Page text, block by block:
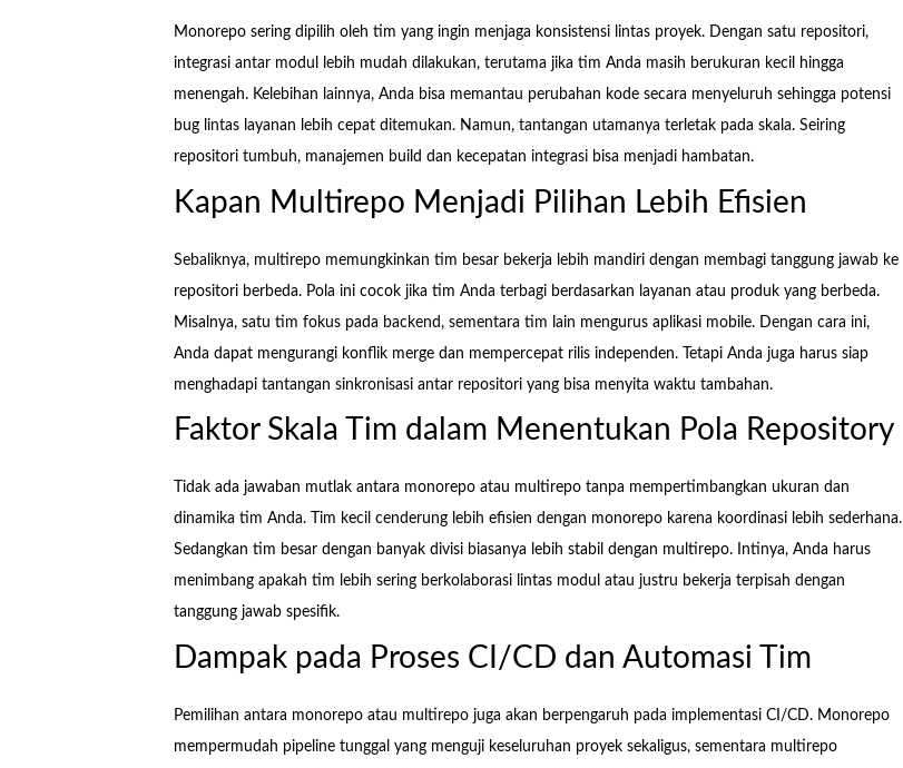
Monorepo sering dipilih oleh tim yang ingin menjaga konsistensi lintas proyek. Dengan satu repositori,
integrasi antar modul lebih mudah dilakukan, terutama jika tim Anda masih berukuran kecil hingga
menengah. Kelebihan lainnya, Anda bisa memantau perubahan kode secara menyeluruh sehingga potensi
bug lintas layanan lebih cepat ditemukan. Namun, tantangan utamanya terletak pada skala. Seiring
repositori tumbuh, manajemen build dan kecepatan integrasi bisa menjadi hambatan.
Kapan Multirepo Menjadi Pilihan Lebih Efisien
Sebaliknya, multirepo memungkinkan tim besar bekerja lebih mandiri dengan membagi tanggung jawab ke
repositori berbeda. Pola ini cocok jika tim Anda terbagi berdasarkan layanan atau produk yang berbeda.
Misalnya, satu tim fokus pada backend, sementara tim lain mengurus aplikasi mobile. Dengan cara ini,
Anda dapat mengurangi konflik merge dan mempercepat rilis independen. Tetapi Anda juga harus siap
menghadapi tantangan sinkronisasi antar repositori yang bisa menyita waktu tambahan.
Faktor Skala Tim dalam Menentukan Pola Repository
Tidak ada jawaban mutlak antara monorepo atau multirepo tanpa mempertimbangkan ukuran dan
dinamika tim Anda. Tim kecil cenderung lebih efisien dengan monorepo karena koordinasi lebih sederhana.
Sedangkan tim besar dengan banyak divisi biasanya lebih stabil dengan multirepo. Intinya, Anda harus
menimbang apakah tim lebih sering berkolaborasi lintas modul atau justru bekerja terpisah dengan
tanggung jawab spesifik.
Dampak pada Proses CI/CD dan Automasi Tim
Pemilihan antara monorepo atau multirepo juga akan berpengaruh pada implementasi CI/CD. Monorepo
mempermudah pipeline tunggal yang menguji keseluruhan proyek sekaligus, sementara multirepo